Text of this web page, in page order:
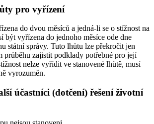
pro vyřízení
do dvou měsíců a jedná-li se o stížnost na
být vyřízena do jednoho měsíce ode dne
státní správy. Tuto lhůtu lze překročit jen
průběhu zajistit podklady potřebné pro její
nelze vyřídit ve stanovené lhůtě, musí
vyrozuměn.
účastníci (dotčení) řešení životní